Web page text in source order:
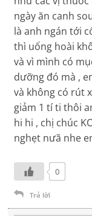
ngày ăn canh
là anh ngán tới
thì uống hoài
và vì mình có
dưỡng đó mà ,
và không có rút
giảm 1 tí ti thôi
hi hi , chị chúc
nghẹt nưã nhe
0
Trả lời